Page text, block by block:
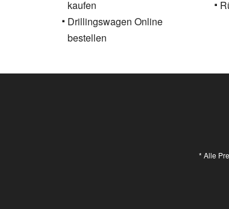
kaufen
Drillingswagen Online
bestellen
* Alle